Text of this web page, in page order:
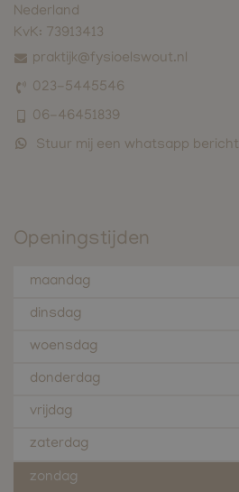
Nederland
praktijk@fysioelswout.nl
023-5445546
06-46451839
Stuur mij een whatsapp bericht
KvK: 73913413
Openingstijden
maandag
dinsdag
woensdag
donderdag
vrijdag
zaterdag
zondag